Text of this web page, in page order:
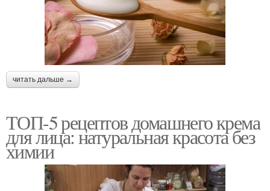
читать дальше →
ТОП-5 рецептов домашнего крема
для лица: натуральная красота без
химии